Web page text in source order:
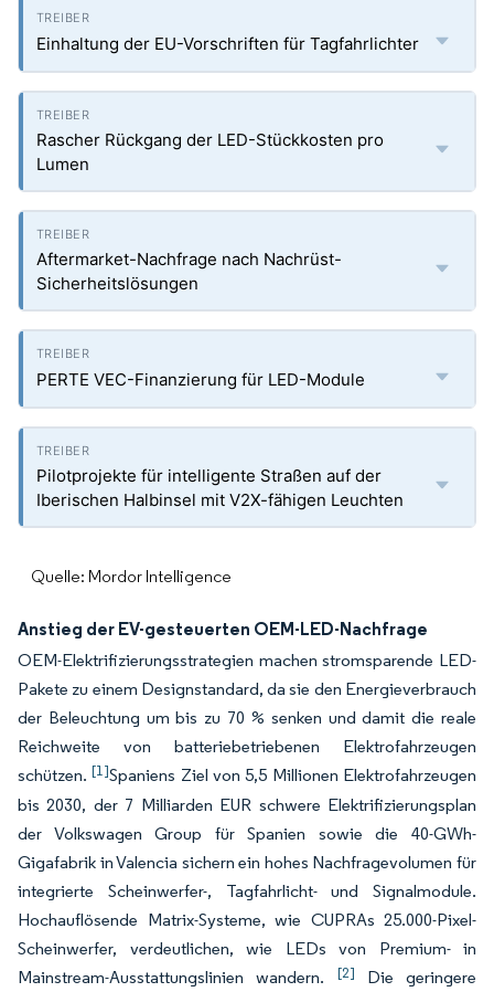
Einhaltung der EU-Vorschriften für Tagfahrlichter
Rascher Rückgang der LED-Stückkosten pro
Lumen
Aftermarket-Nachfrage nach Nachrüst-
Sicherheitslösungen
PERTE VEC-Finanzierung für LED-Module
Pilotprojekte für intelligente Straßen auf der
Iberischen Halbinsel mit V2X-fähigen Leuchten
Quelle: Mordor Intelligence
Anstieg der EV-gesteuerten OEM-LED-Nachfrage
OEM-Elektrifizierungsstrategien machen stromsparende LED-
Pakete zu einem Designstandard, da sie den Energieverbrauch
der Beleuchtung um bis zu 70 % senken und damit die reale
Reichweite von batteriebetriebenen Elektrofahrzeugen
schützen.[1]Spaniens Ziel von 5,5 Millionen Elektrofahrzeugen
bis 2030, der 7 Milliarden EUR schwere Elektrifizierungsplan
der Volkswagen Group für Spanien sowie die 40-GWh-
Gigafabrik in Valencia sichern ein hohes Nachfragevolumen für
integrierte Scheinwerfer-, Tagfahrlicht- und Signalmodule.
Hochauflösende Matrix-Systeme, wie CUPRAs 25.000-Pixel-
Scheinwerfer, verdeutlichen, wie LEDs von Premium- in
Mainstream-Ausstattungslinien wandern. [2] Die geringere